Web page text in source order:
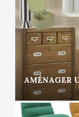
AMÉNAGER